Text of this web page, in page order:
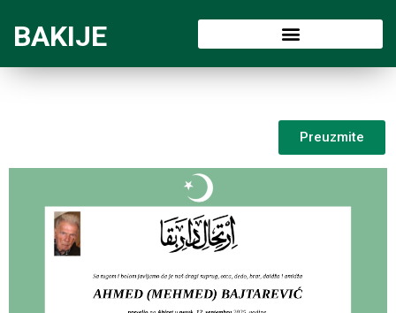
BAKIJE
Preuzmite